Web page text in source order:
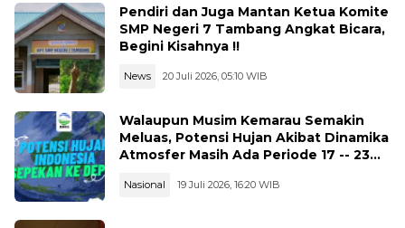
Pendiri dan Juga Mantan Ketua Komite
SMP Negeri 7 Tambang Angkat Bicara,
Begini Kisahnya !!
News 20 Juli 2026, 05:10 WIB
Walaupun Musim Kemarau Semakin
Meluas, Potensi Hujan Akibat Dinamika
Atmosfer Masih Ada Periode 17 -- 23
Nasional 19 Juli 2026, 16:20 WIB